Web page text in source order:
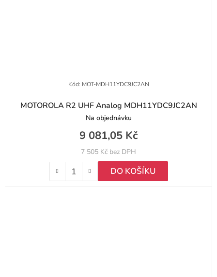
MOTOROLA R2 UHF Analog MDH11YDC9JC2AN
Na objednávku
7 505 Kč bez DPH
9 081,05 Kč
DO KOŠÍKU
Kód: MOT-MDH11YDC9JC2AN